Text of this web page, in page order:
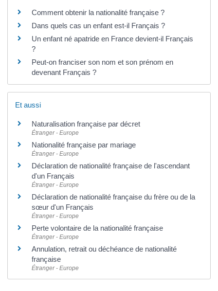
Comment obtenir la nationalité française ?
Dans quels cas un enfant est-il Français ?
Un enfant né apatride en France devient-il Français
?
Peut-on franciser son nom et son prénom en
devenant Français ?
Et aussi
Naturalisation française par décret
Étranger - Europe
Nationalité française par mariage
Étranger - Europe
Déclaration de nationalité française de l'ascendant
d'un Français
Étranger - Europe
Déclaration de nationalité française du frère ou de la
sœur d'un Français
Étranger - Europe
Perte volontaire de la nationalité française
Étranger - Europe
Annulation, retrait ou déchéance de nationalité
française
Étranger - Europe